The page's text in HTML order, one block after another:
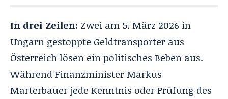
In drei Zeilen: Zwei am 5. März 2026 in
Ungarn gestoppte Geldtransporter aus
Österreich lösen ein politisches Beben aus.
Während Finanzminister Markus
Marterbauer jede Kenntnis oder Prüfung des